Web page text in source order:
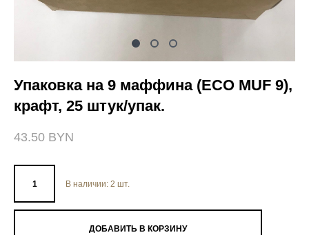
Упаковка на 9 маффина (ECO MUF 9),
крафт, 25 штук/упак.
43.50 BYN
В наличии: 2 шт.
ДОБАВИТЬ В КОРЗИНУ